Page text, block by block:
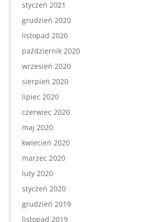
styczeń 2021
grudzień 2020
listopad 2020
październik 2020
wrzesień 2020
sierpień 2020
lipiec 2020
czerwiec 2020
maj 2020
kwiecień 2020
marzec 2020
luty 2020
styczeń 2020
grudzień 2019
listopad 2019